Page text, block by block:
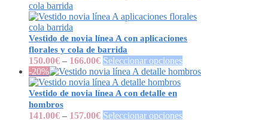
Vestido de novia línea A con aplicaciones
florales y cola de barrida
150.00€ – 166.00€ Seleccionar opciones
-20%
Vestido de novia línea A con detalle en
hombros
141.00€ – 157.00€ Seleccionar opciones